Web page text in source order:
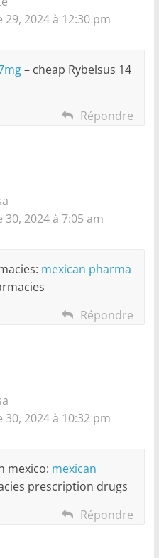
2024 à 12:30 pm
– cheap Rybelsus 14
Répondre
2024 à 7:05 am
mexican pharma
Répondre
2024 à 10:32 pm
mexico: mexican
prescription drugs
Répondre